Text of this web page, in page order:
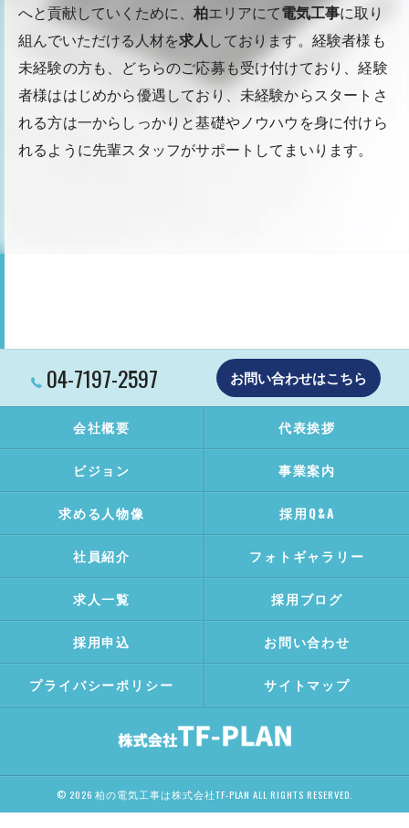
へと貢献していくために、 柏エリアにて電気工事に取り
組んでいただける人材を求人しております。経験者様も
未経験の方も、どちらのご応募も受け付けており、経験
者様ははじめから優遇しており、未経験からスタートさ
れる方は一からしっかりと基礎やノウハウを身に付けら
れるように先輩スタッフがサポートしてまいります。
04-7197-2597 お問い合わせはこちら
会社概要 代表挨拶
ビジョン 事業案内
求める人物像 採用Q&A
社員紹介 フォトギャラリー
求人一覧 採用ブログ
採用申込 お問い合わせ
プライバシーポリシー サイトマップ
© 2026 柏の電気工事は株式会社TF-PLAN ALL RIGHTS RESERVED.